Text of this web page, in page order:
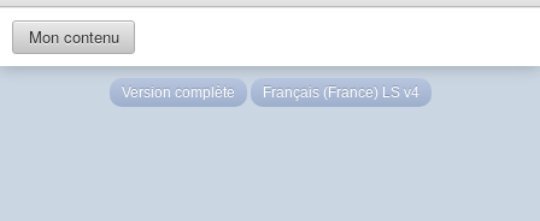
Mon contenu
Version complète Français (France) LS v4